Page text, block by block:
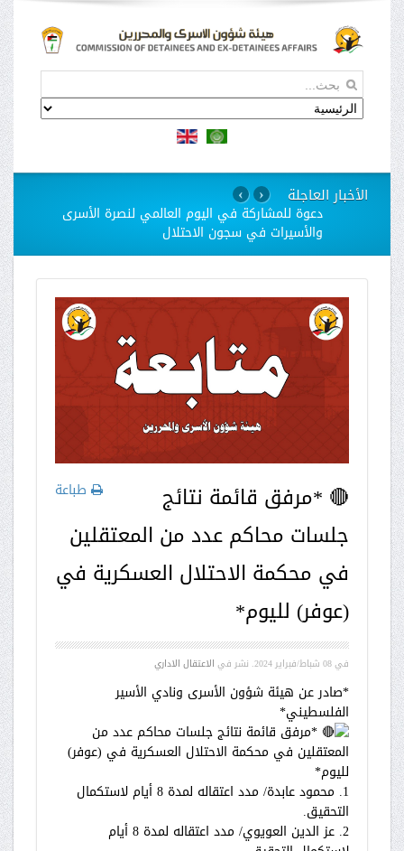
الأخبار العاجلة
دعوة للمشاركة في اليوم العالمي لنصرة الأسرى
والأسيرات في سجون الاحتلال
› ‹
طباعة
🔴 *مرفق قائمة نتائج
جلسات محاكم عدد من المعتقلين
في محكمة الاحتلال العسكرية في
(عوفر) لليوم*
في08 شباط/فبراير 2024 . نشر في الاعتقال الاداري
*صادر عن هيئة شؤون الأسرى ونادي الأسير
الفلسطيني*
*مرفق قائمة نتائج جلسات محاكم عدد من
المعتقلين في محكمة الاحتلال العسكرية في (عوفر)
لليوم*
1. محمود عابدة/ مدد اعتقاله لمدة 8 أيام لاستكمال
التحقيق.
2. عز الدين العويوي/ مدد اعتقاله لمدة 8 أيام